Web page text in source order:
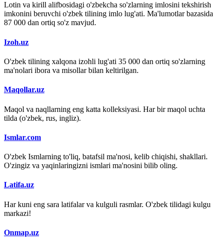
Lotin va kirill alifbosidagi o'zbekcha so'zlarning imlosini tekshirish
imkonini beruvchi o'zbek tilining imlo lug'ati. Ma'lumotlar bazasida
87 000 dan ortiq so'z mavjud.
Izoh.uz
O'zbek tilining xalqona izohli lug'ati 35 000 dan ortiq so'zlarning
ma'nolari ibora va misollar bilan keltirilgan.
Maqollar.uz
Maqol va naqllarning eng katta kolleksiyasi. Har bir maqol uchta
tilda (o'zbek, rus, ingliz).
Ismlar.com
O'zbek Ismlarning to'liq, batafsil ma'nosi, kelib chiqishi, shakllari.
O'zingiz va yaqinlaringizni ismlari ma'nosini bilib oling.
Latifa.uz
Har kuni eng sara latifalar va kulguli rasmlar. O'zbek tilidagi kulgu
markazi!
Onmap.uz